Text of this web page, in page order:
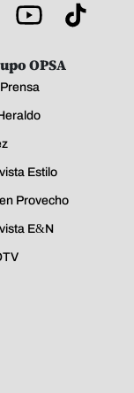
OPSA
Estilo
Provecho
E&N